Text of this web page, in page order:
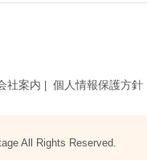
社案内 個人情報保護方針
All Rights Reserved.